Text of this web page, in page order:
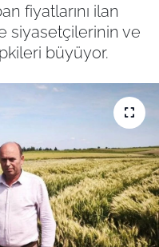
fiyatlarını ilan
siyasetçilerinin ve
büyüyor.